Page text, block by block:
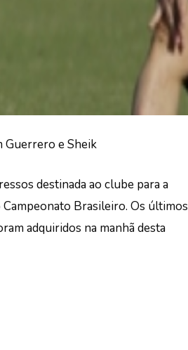
destinada ao clube para a
Brasileiro. Os últimos
adquiridos na manhã desta